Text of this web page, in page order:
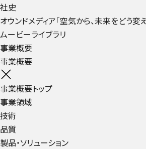
社史
オウンドメディア「空気から、未来をどう変え
ムービーライブラリ
事業概要
事業概要
事業概要トップ
事業領域
技術
品質
製品・ソリューション